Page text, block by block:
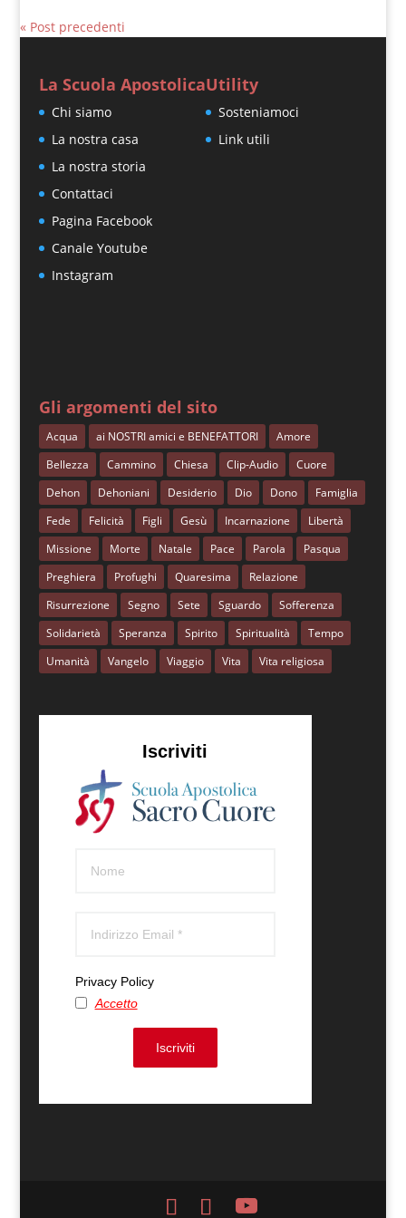
« Post precedenti
La Scuola Apostolica
Chi siamo
La nostra casa
La nostra storia
Contattaci
Pagina Facebook
Canale Youtube
Instagram
Utility
Sosteniamoci
Link utili
Gli argomenti del sito
Acqua ai NOSTRI amici e BENEFATTORI
Amore
Bellezza
Cammino Chiesa Clip-Audio
Cuore
Dehon
Dehoniani Desiderio Dio Dono
Famiglia
Fede
Felicità Figli Gesù Incarnazione
Libertà
Missione
Morte Natale Pace Parola
Pasqua
Preghiera
Profughi Quaresima
Relazione
Risurrezione
Segno Sete Sguardo
Sofferenza
Solidarietà
Speranza Spirito Spiritualità
Tempo
Umanità
Vangelo Viaggio Vita Vita religiosa
Iscriviti
Privacy Policy
Accetto
Iscriviti